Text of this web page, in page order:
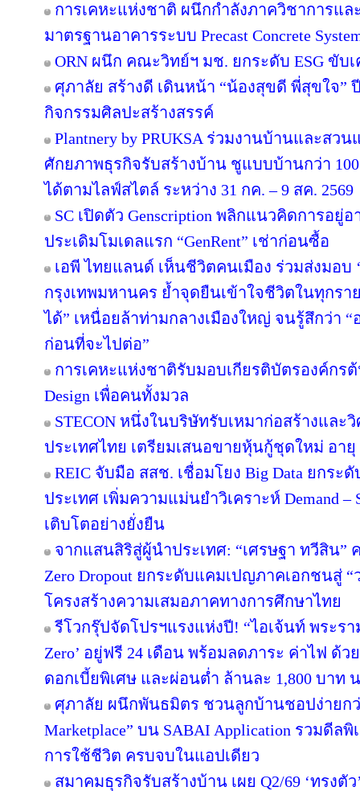
การเคหะแห่งชาติ ผนึกกำลังภาควิชาการแ
มาตรฐานอาคารระบบ Precast Concrete
ORN ผนึก คณะวิทย์ฯ มช. ยกระดับ ESG ขับ
ศุภาลัย สร้างดี เดินหน้า “น้องสุขดี พี่สุขใจ”
กิจกรรมศิลปะสร้างสรรค์
Plantnery by PRUKSA ร่วมงานบ้านและสวน
ศักยภาพธุรกิจรับสร้างบ้าน ชูแบบบ้านกว่า
ได้ตามไลฟ์สไตล์ ระหว่าง 31 กค. – 9 สค. 2569
SC เปิดตัว Genscription พลิกแนวคิดการอ
ประเดิมโมเดลแรก “GenRent” เช่าก่อนซื้อ
เอพี ไทยแลนด์ เห็นชีวิตคนเมือง ร่วมส่งมอบ
กรุงเทพมหานคร ย้ำจุดยืนเข้าใจชีวิตในทุกรา
ได้” เหนื่อยล้าท่ามกลางเมืองใหญ่ จนรู้สึกว่า
ก่อนที่จะไปต่อ”
การเคหะแห่งชาติรับมอบเกียรติบัตรองค์กร
Design เพื่อคนทั้งมวล
STECON หนึ่งในบริษัทรับเหมาก่อสร้างแล
ประเทศไทย เตรียมเสนอขายหุ้นกู้ชุดใหม่ อา
REIC จับมือ สสช. เชื่อมโยง Big Data ยกร
ประเทศ เพิ่มความแม่นยำวิเคราะห์ Demand
เติบโตอย่างยั่งยืน
จากแสนสิริสู่ผู้นำประเทศ: “เศรษฐา ทวีสิน”
Zero Dropout ยกระดับแคมเปญภาคเอกชนสู่
โครงสร้างความเสมอภาคทางการศึกษาไทย
รีโวกรุ๊ปจัดโปรฯแรงแห่งปี! “ไอเจ้นท์ พระรา
Zero’ อยู่ฟรี 24 เดือน พร้อมลดภาระ ค่าไฟ ด้
ดอกเบี้ยพิเศษ และผ่อนต่ำ ล้านละ 1,800 บาท
ศุภาลัย ผนึกพันธมิตร ชวนลูกบ้านชอปง่ายกว่
Marketplace” บน SABAI Application รวมดีล
การใช้ชีวิต ครบจบในแอปเดียว
สมาคมธุรกิจรับสร้างบ้าน เผย Q2/69 ‘ทรง